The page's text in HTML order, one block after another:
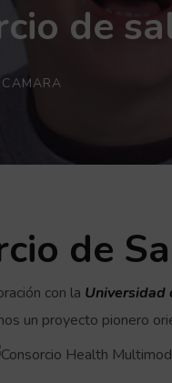
de
de
con la Universidad
un proyecto pionero